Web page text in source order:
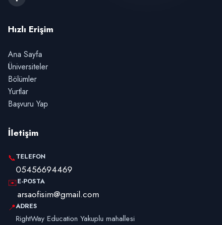
Hızlı Erişim
Ana Sayfa
Üniversiteler
Bölümler
Yurtlar
Başvuru Yap
İletişim
📞TELEFON
05456694469
✉️E-POSTA
arsaofisim@gmail.com
📍ADRES
RightWay Education Yakuplu mahallesi